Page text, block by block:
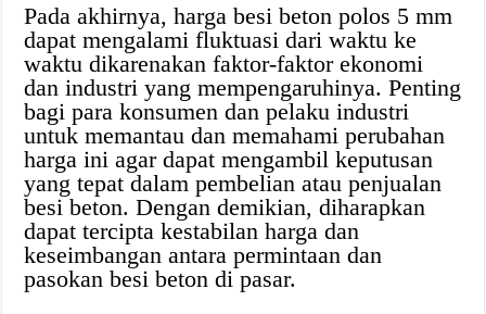
Pada akhirnya, harga besi beton polos 5 mm
dapat mengalami fluktuasi dari waktu ke
waktu dikarenakan faktor-faktor ekonomi
dan industri yang mempengaruhinya. Penting
bagi para konsumen dan pelaku industri
untuk memantau dan memahami perubahan
harga ini agar dapat mengambil keputusan
yang tepat dalam pembelian atau penjualan
besi beton. Dengan demikian, diharapkan
dapat tercipta kestabilan harga dan
keseimbangan antara permintaan dan
pasokan besi beton di pasar.